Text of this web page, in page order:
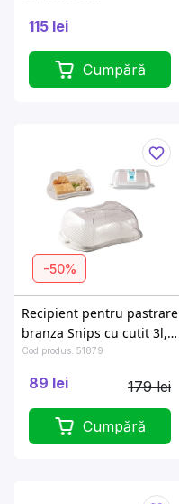
cm, H2.5 cm
115 lei
Cumpără
-50%
Recipient pentru pastrare
branza Snips cu cutit 3l,
alb
Cod produs: 51879
89 lei 179 lei
Cumpără